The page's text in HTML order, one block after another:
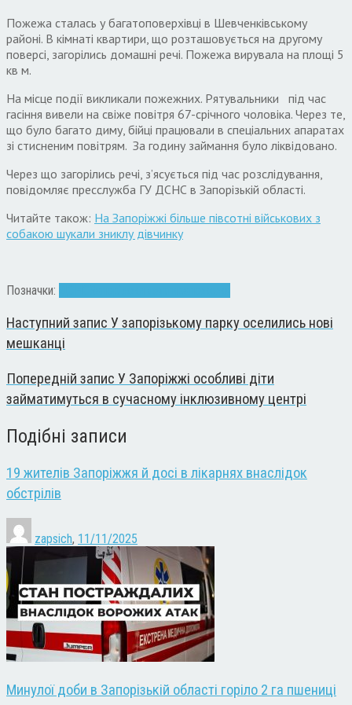
Пожежа сталась у багатоповерхівці в Шевченківському
районі. В кімнаті квартири, що розташовується на другому
поверсі, загорілись домашні речі. Пожежа вирувала на площі 5
кв м.
На місце події викликали пожежних. Рятувальники під час
гасіння вивели на свіже повітря 67-срічного чоловіка. Через те,
що було багато диму, бійці працювали в спеціальних апаратах
зі стисненим повітрям. За годину займання було ліквідовано.
Через що загорілись речі, з’ясується під час розслідування,
повідомляє пресслужба ГУ ДСНС в Запорізькій області.
Читайте також: На Запоріжжі більше півсотні військових з
собакою шукали зниклу дівчинку
Позначки:
Наступний запис У запорізькому парку оселились нові
мешканці
Попередній запис У Запоріжжі особливі діти
займатимуться в сучасному інклюзивному центрі
Подібні записи
19 жителів Запоріжжя й досі в лікарнях внаслідок
обстрілів
zapsich, 11/11/2025
Минулої доби в Запорізькій області горіло 2 га пшениці